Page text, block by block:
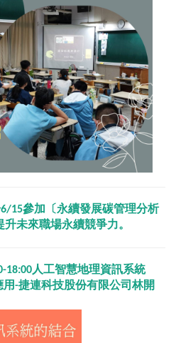
15參加〔永續發展碳管理分析
未來職場永續競爭力。
18:00人工智慧地理資訊系統
用-捷連科技股份有限公司林開